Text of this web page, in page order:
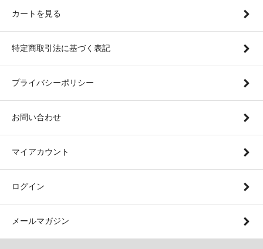
カートを見る
特定商取引法に基づく表記
プライバシーポリシー
お問い合わせ
マイアカウント
ログイン
メールマガジン